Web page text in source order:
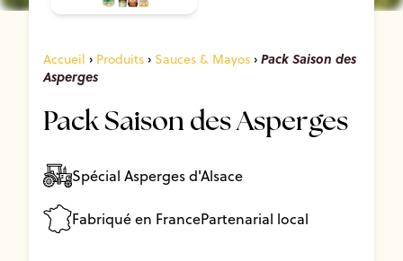
Accueil › Produits › Sauces & Mayos › Pack Saison des
Asperges
Pack Saison des Asperges
Spécial Asperges d'Alsace
Fabriqué en FrancePartenarial local